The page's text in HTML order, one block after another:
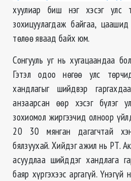
хуулиар биш нэг хэсэг улс
зохицуулагдаж байгаа,
төлөө яваад байх юм.
Сонгууль уг нь хугацаандаа
Гэтэл одоо нөгөө улс
хандлагыг шийдвэр
анзаарсан өөр хэсэг бүлэг
зохиомол жиргээчид олноор
20 30 мянган дагагчтай
бялзуухай. Хийдэг ажил нь РТ.
асуудлаа шийддэг хандлага
баяр хүргэхээс аргагүй.